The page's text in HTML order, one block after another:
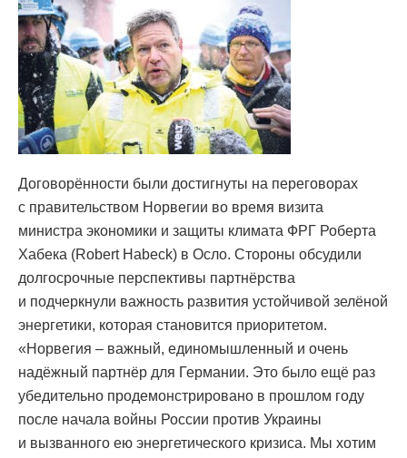
Договорённости были достигнуты на переговорах
с правительством Норвегии во время визита
министра экономики и защиты климата ФРГ Роберта
Хабека (Robert Habeck) в Осло. Стороны обсудили
долгосрочные перспективы партнёрства
и подчеркнули важность развития устойчивой зелёной
энергетики, которая становится приоритетом.
«Норвегия – важный, единомышленный и очень
надёжный партнёр для Германии. Это было ещё раз
убедительно продемонстрировано в прошлом году
после начала войны России против Украины
и вызванного ею энергетического кризиса. Мы хотим